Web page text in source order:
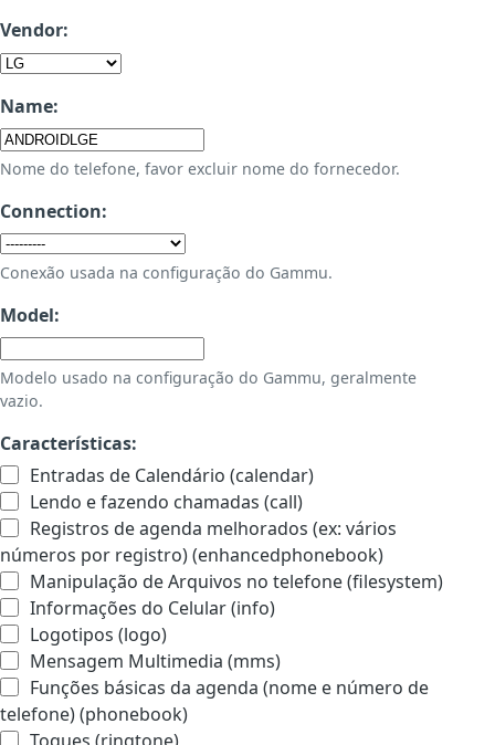
Vendor:
Name:
Nome do telefone, favor excluir nome do fornecedor.
Connection:
Conexão usada na configuração do Gammu.
Model:
Modelo usado na configuração do Gammu, geralmente
vazio.
Características:
Entradas de Calendário (calendar)
Lendo e fazendo chamadas (call)
Registros de agenda melhorados (ex: vários
números por registro) (enhancedphonebook)
Manipulação de Arquivos no telefone (filesystem)
Informações do Celular (info)
Logotipos (logo)
Mensagem Multimedia (mms)
Funções básicas da agenda (nome e número de
telefone) (phonebook)